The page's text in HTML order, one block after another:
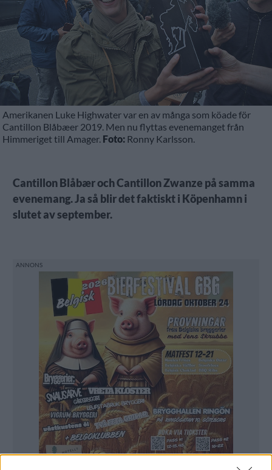
Amerikanen Luke Highwater var en av många som köade för
Cantillon Blåbæer 2019. Men nu flyttas evenemanget från
Himmeriget till Amager. Foto: Ronny Karlsson.
Cantillon Blåbær och Cantillon Zwanze på samma
evenemang. Ja så blir det faktiskt i Köpenhamn i
slutet av september.